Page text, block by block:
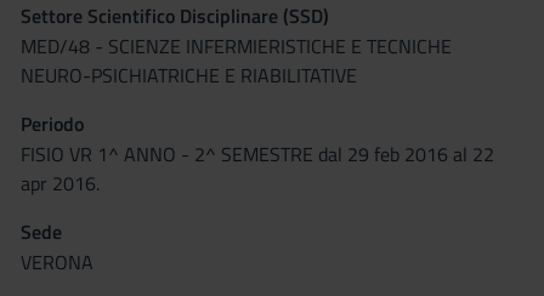
Settore Scientifico Disciplinare (SSD)
MED/48 - SCIENZE INFERMIERISTICHE E TECNICHE
NEURO-PSICHIATRICHE E RIABILITATIVE
Periodo
FISIO VR 1^ ANNO - 2^ SEMESTRE dal 29 feb 2016 al 22
apr 2016.
Sede
VERONA